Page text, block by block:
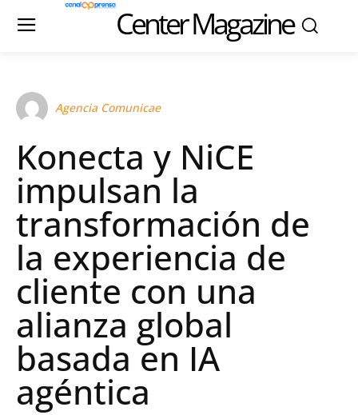
Center Magazine
Agencia Comunicae
Konecta y NiCE
impulsan la
transformación de
la experiencia de
cliente con una
alianza global
basada en IA
agéntica